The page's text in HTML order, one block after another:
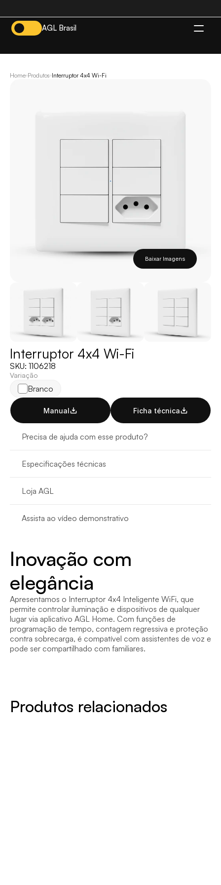
AGL Brasil
Home Produtos Interruptor 4x4 Wi-Fi
Baixar Imagens
Interruptor 4x4 Wi-Fi
SKU: 1106218
Variação
Branco
Manual Ficha técnica
Precisa de ajuda com esse produto?
Especificações técnicas
Loja AGL
Assista ao vídeo demonstrativo
Inovação com
elegância
Apresentamos o Interruptor 4x4 Inteligente WiFi, que
permite controlar iluminação e dispositivos de qualquer
lugar via aplicativo AGL Home. Com funções de
programação de tempo, contagem regressiva e proteção
contra sobrecarga, é compatível com assistentes de voz e
pode ser compartilhado com familiares.
Produtos relacionados